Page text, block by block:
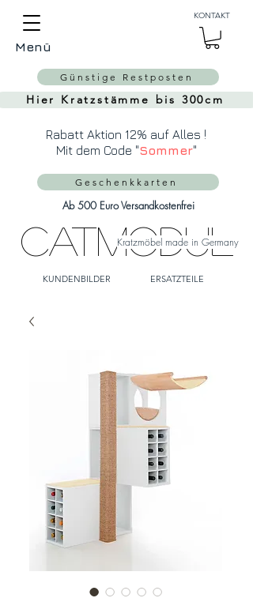
CatModul
Kratzmöbel made in Germany
Menü
KONTAKT
KUNDENBILDER ERSATZTEILE
Ab 500 Euro Versandkostenfrei
Hier Kratzstämme bis 300cm
Geschenkkarten
Günstige Restposten
Rabatt Aktion 12% auf Alles !
Mit dem Code "Sommer"